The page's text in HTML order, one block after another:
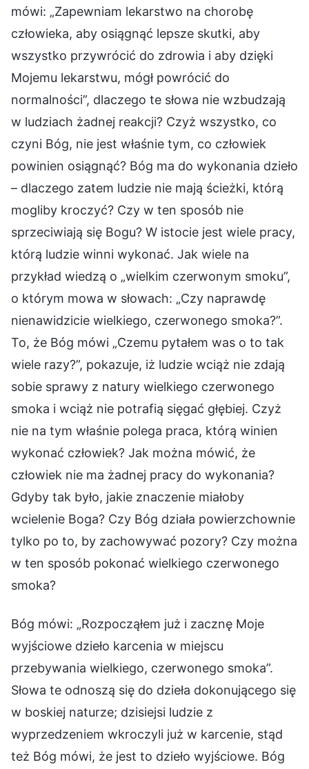
mówi: „Zapewniam lekarstwo na chorobę
człowieka, aby osiągnąć lepsze skutki, aby
wszystko przywrócić do zdrowia i aby dzięki
Mojemu lekarstwu, mógł powrócić do
normalności”, dlaczego te słowa nie wzbudzają
w ludziach żadnej reakcji? Czyż wszystko, co
czyni Bóg, nie jest właśnie tym, co człowiek
powinien osiągnąć? Bóg ma do wykonania dzieło
– dlaczego zatem ludzie nie mają ścieżki, którą
mogliby kroczyć? Czy w ten sposób nie
sprzeciwiają się Bogu? W istocie jest wiele pracy,
którą ludzie winni wykonać. Jak wiele na
przykład wiedzą o „wielkim czerwonym smoku”,
o którym mowa w słowach: „Czy naprawdę
nienawidzicie wielkiego, czerwonego smoka?”.
To, że Bóg mówi „Czemu pytałem was o to tak
wiele razy?”, pokazuje, iż ludzie wciąż nie zdają
sobie sprawy z natury wielkiego czerwonego
smoka i wciąż nie potrafią sięgać głębiej. Czyż
nie na tym właśnie polega praca, którą winien
wykonać człowiek? Jak można mówić, że
człowiek nie ma żadnej pracy do wykonania?
Gdyby tak było, jakie znaczenie miałoby
wcielenie Boga? Czy Bóg działa powierzchownie
tylko po to, by zachowywać pozory? Czy można
w ten sposób pokonać wielkiego czerwonego
smoka?
Bóg mówi: „Rozpocząłem już i zacznę Moje
wyjściowe dzieło karcenia w miejscu
przebywania wielkiego, czerwonego smoka”.
Słowa te odnoszą się do dzieła dokonującego się
w boskiej naturze; dzisiejsi ludzie z
wyprzedzeniem wkroczyli już w karcenie, stąd
też Bóg mówi, że jest to dzieło wyjściowe. Bóg